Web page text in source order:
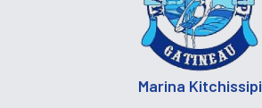
Marina Kitchissipi